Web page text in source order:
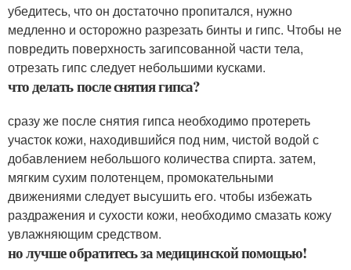
убедитесь, что он достаточно пропитался, нужно
медленно и осторожно разрезать бинты и гипс. Чтобы не
повредить поверхность загипсованной части тела,
отрезать гипс следует небольшими кусками.
что делать после снятия гипса?
сразу же после снятия гипса необходимо протереть
участок кожи, находившийся под ним, чистой водой с
добавлением небольшого количества спирта. затем,
мягким сухим полотенцем, промокательными
движениями следует высушить его. чтобы избежать
раздражения и сухости кожи, необходимо смазать кожу
увлажняющим средством.
но лучше обратитесь за медицинской помощью!